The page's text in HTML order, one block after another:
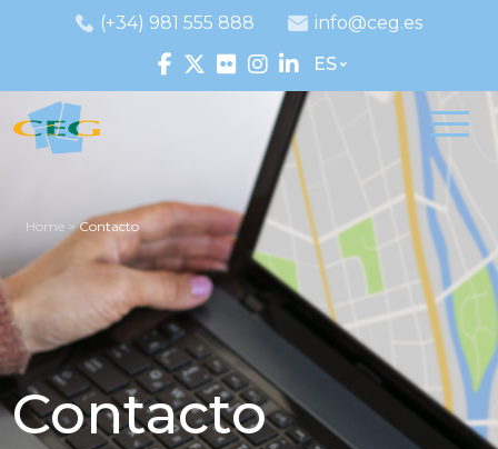
(+34) 981 555 888
info@ceg.es
ES
Home>Contacto
Contacto